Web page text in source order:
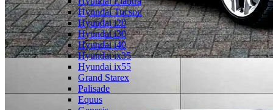
Hyundai Tucson
Hyundai i20
Hyundai i30
Hyundai i40
Hyundai ix35
Hyundai ix55
Grand Starex
Palisade
Equus